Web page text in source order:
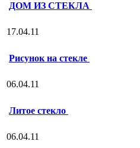
ДОМ ИЗ СТЕКЛА
17.04.11
Рисунок на стекле
06.04.11
Литое стекло
06.04.11